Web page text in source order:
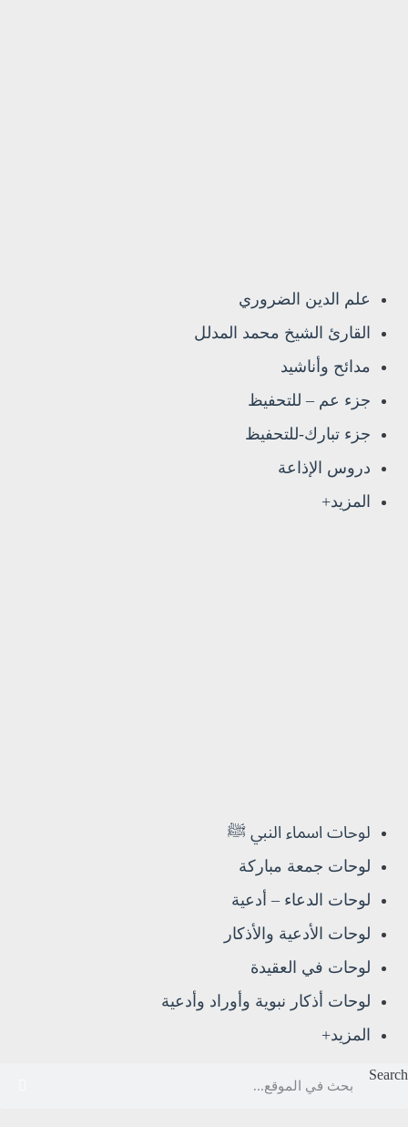
علم الدين الضروري
القارئ الشيخ محمد المدلل
مدائح وأناشيد
جزء عم – للتحفيظ
جزء تبارك-للتحفيظ
دروس الإذاعة
المزيد+
لوحات اسماء النبي ﷺ
لوحات جمعة مباركة
لوحات الدعاء – أدعية
لوحات الأدعية والأذكار
لوحات في العقيدة
لوحات أذكار نبوية وأوراد وأدعية
المزيد+
Search